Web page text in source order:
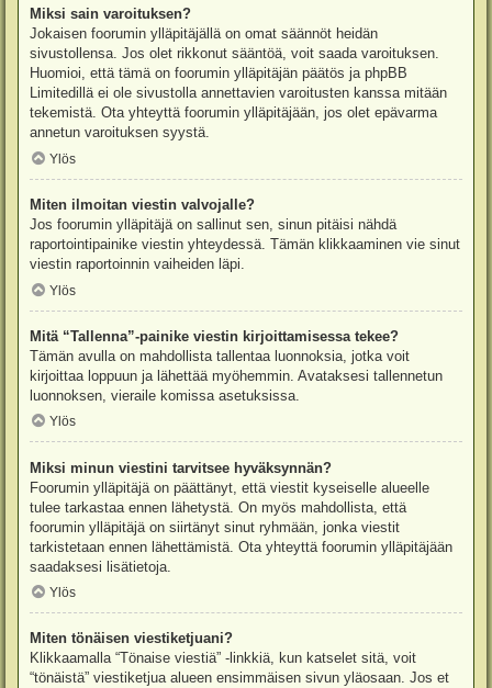
Miksi sain varoituksen?
Jokaisen foorumin ylläpitäjällä on omat säännöt heidän
sivustollensa. Jos olet rikkonut sääntöä, voit saada varoituksen.
Huomioi, että tämä on foorumin ylläpitäjän päätös ja phpBB
Limitedillä ei ole sivustolla annettavien varoitusten kanssa mitään
tekemistä. Ota yhteyttä foorumin ylläpitäjään, jos olet epävarma
annetun varoituksen syystä.
Ylös
Miten ilmoitan viestin valvojalle?
Jos foorumin ylläpitäjä on sallinut sen, sinun pitäisi nähdä
raportointipainike viestin yhteydessä. Tämän klikkaaminen vie sinut
viestin raportoinnin vaiheiden läpi.
Ylös
Mitä “Tallenna”-painike viestin kirjoittamisessa tekee?
Tämän avulla on mahdollista tallentaa luonnoksia, jotka voit
kirjoittaa loppuun ja lähettää myöhemmin. Avataksesi tallennetun
luonnoksen, vieraile komissa asetuksissa.
Ylös
Miksi minun viestini tarvitsee hyväksynnän?
Foorumin ylläpitäjä on päättänyt, että viestit kyseiselle alueelle
tulee tarkastaa ennen lähetystä. On myös mahdollista, että
foorumin ylläpitäjä on siirtänyt sinut ryhmään, jonka viestit
tarkistetaan ennen lähettämistä. Ota yhteyttä foorumin ylläpitäjään
saadaksesi lisätietoja.
Ylös
Miten tönäisen viestiketjuani?
Klikkaamalla “Tönaise viestiä” -linkkiä, kun katselet sitä, voit
“tönäistä” viestiketjua alueen ensimmäisen sivun yläosaan. Jos et